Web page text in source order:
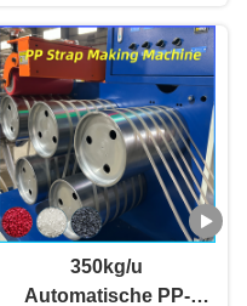
350kg/u
Automatische PP-